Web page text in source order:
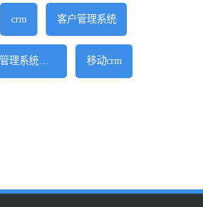
crm 客户管理系统
crm管理系统软件 移动crm